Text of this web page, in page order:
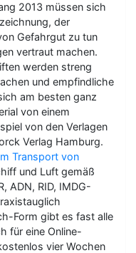
2013 müssen sich
der
Gefahrgut zu tun
vertraut machen.
werden streng
und empfindliche
am besten ganz
von einem
von den Verlagen
Verlag Hamburg.
Transport von
und Luft gemäß
ADN, RID, IMDG-
Form gibt es fast alle
für eine Online-
vier Wochen